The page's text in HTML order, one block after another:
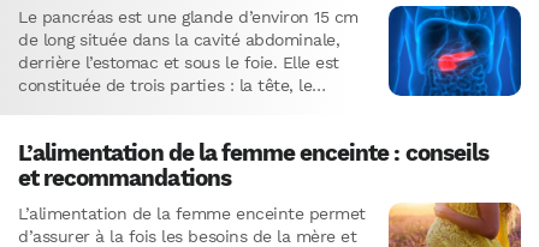
Le pancréas est une glande d’environ 15 cm
de long située dans la cavité abdominale,
derrière l’estomac et sous le foie. Elle est
constituée de trois parties : la tête, le…
L’alimentation de la femme enceinte : conseils
et recommandations
L’alimentation de la femme enceinte permet
d’assurer à la fois les besoins de la mère et